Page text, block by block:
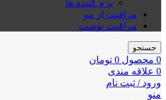
نرم کننده ها
مراقبت از مو
مراقبت پوست
جستجو
0 محصول 0 تومان
0 علاقه مندی
ورود / ثبت نام
منو